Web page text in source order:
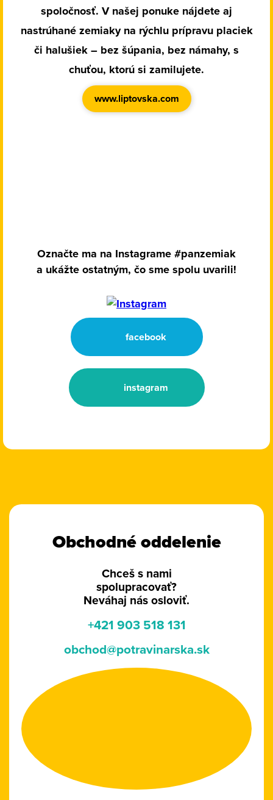
spoločnosť. V našej ponuke nájdete aj
nastrúhané zemiaky na rýchlu prípravu placiek
či halušiek – bez šúpania, bez námahy, s
chuťou, ktorú si zamilujete.
www.liptovska.com
Označte ma na Instagrame #panzemiak
a ukážte ostatným, čo sme spolu uvarili!
facebook
instagram
Obchodné oddelenie
Chceš s nami
spolupracovať?
Neváhaj nás osloviť.
+421 903 518 131
obchod@potravinarska.sk